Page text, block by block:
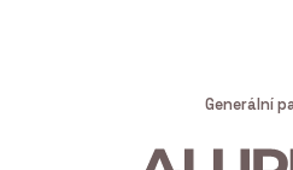
Generální